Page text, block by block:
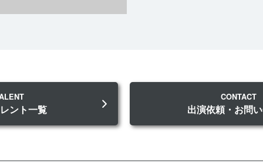
ント一覧
CONTACT
出演依頼・お問